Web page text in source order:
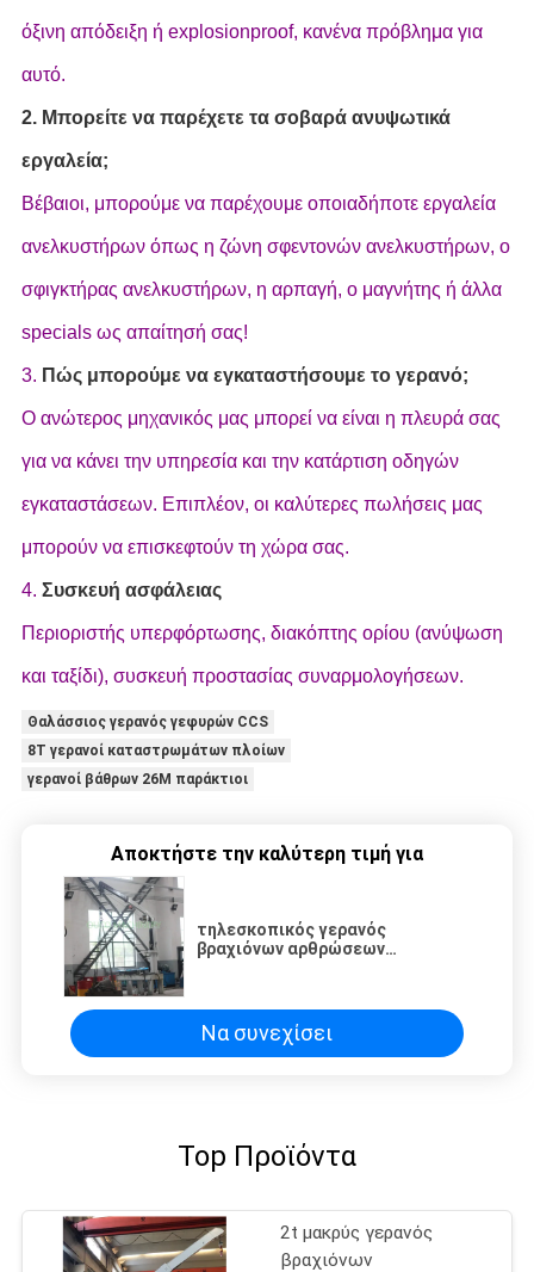
όξινη απόδειξη ή explosionproof, κανένα πρόβλημα για
αυτό.
2. Μπορείτε να παρέχετε τα σοβαρά ανυψωτικά
εργαλεία;
Βέβαιοι, μπορούμε να παρέχουμε οποιαδήποτε εργαλεία
ανελκυστήρων όπως η ζώνη σφεντονών ανελκυστήρων, ο
σφιγκτήρας ανελκυστήρων, η αρπαγή, ο μαγνήτης ή άλλα
specials ως απαίτησή σας!
3. Πώς μπορούμε να εγκαταστήσουμε το γερανό;
Ο ανώτερος μηχανικός μας μπορεί να είναι η πλευρά σας
για να κάνει την υπηρεσία και την κατάρτιση οδηγών
εγκαταστάσεων. Επιπλέον, οι καλύτερες πωλήσεις μας
μπορούν να επισκεφτούν τη χώρα σας.
4. Συσκευή ασφάλειας
Περιοριστής υπερφόρτωσης, διακόπτης ορίου (ανύψωση
και ταξίδι), συσκευή προστασίας συναρμολογήσεων.
Θαλάσσιος γερανός γεφυρών CCS
8T γερανοί καταστρωμάτων πλοίων
γερανοί βάθρων 26M παράκτιοι
Αποκτήστε την καλύτερη τιμή για
τηλεσκοπικός γερανός
βραχιόνων αρθρώσεων
Να συνεχίσει
Top Προϊόντα
2t μακρύς γερανός
βραχιόνων